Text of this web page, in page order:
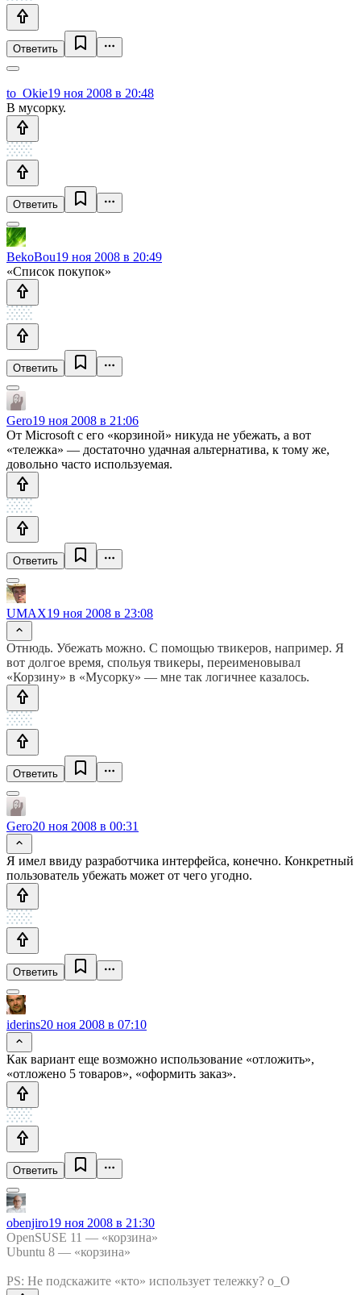
Ответить
to_Okie19 ноя 2008 в 20:48
В мусорку.
Ответить
BekoBou19 ноя 2008 в 20:49
«Список покупок»
Ответить
Gero19 ноя 2008 в 21:06
От Microsoft с его «корзиной» никуда не убежать, а вот
«тележка» — достаточно удачная альтернатива, к тому же,
довольно часто используемая.
Ответить
UMAX19 ноя 2008 в 23:08
Отнюдь. Убежать можно. С помощью твикеров, например. Я
вот долгое время, спольуя твикеры, переименовывал
«Корзину» в «Мусорку» — мне так логичнее казалось.
Ответить
Gero20 ноя 2008 в 00:31
Я имел ввиду разработчика интерфейса, конечно. Конкретный
пользователь убежать может от чего угодно.
Ответить
iderins20 ноя 2008 в 07:10
Как вариант еще возможно использование «отложить»,
«отложено 5 товаров», «оформить заказ».
Ответить
obenjiro19 ноя 2008 в 21:30
OpenSUSE 11 — «корзина»
Ubuntu 8 — «корзина»
PS: Не подскажите «кто» использует тележку? о_О